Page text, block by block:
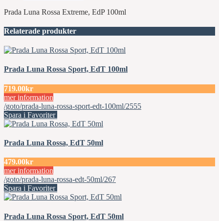
Prada Luna Rossa Extreme, EdP 100ml
Relaterade produkter
Prada Luna Rossa Sport, EdT 100ml
719.00kr
mer information
/goto/prada-luna-rossa-sport-edt-100ml/2555
Spara i Favoriter
Prada Luna Rossa, EdT 50ml
479.00kr
mer information
/goto/prada-luna-rossa-edt-50ml/267
Spara i Favoriter
Prada Luna Rossa Sport, EdT 50ml